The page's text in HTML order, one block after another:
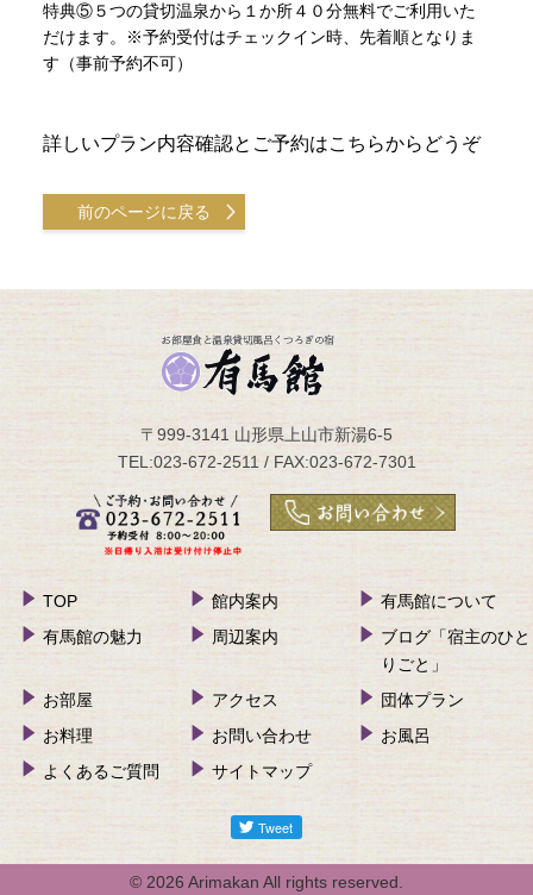
特典⑤５つの貸切温泉から１か所４０分無料でご利用いた
だけます。※予約受付はチェックイン時、先着順となりま
す（事前予約不可）
詳しいプラン内容確認とご予約はこちらからどうぞ
前のページに戻る
〒999-3141 山形県上山市新湯6-5
TEL:023-672-2511 / FAX:023-672-7301
TOP 館内案内
有馬館について
有馬館の魅力
周辺案内
ブログ「宿主のひと
りごと」
お部屋
アクセス
団体プラン
お料理
お問い合わせ
お風呂
よくあるご質問
サイトマップ
© 2026 Arimakan All rights reserved.